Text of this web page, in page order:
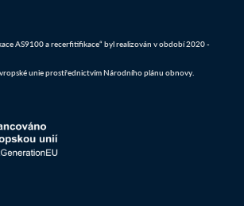
AS9100 a recerfitifikace“ byl realizován v období 2020 -
unie prostřednictvím Národního plánu obnovy.